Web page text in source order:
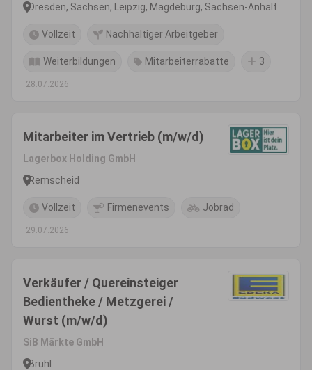
Dresden, Sachsen, Leipzig, Magdeburg, Sachsen-Anhalt
Vollzeit Nachhaltiger Arbeitgeber
Weiterbildungen Mitarbeiterrabatte 3
28.07.2026
Mitarbeiter im Vertrieb (m/w/d)
Lagerbox Holding GmbH
Remscheid
Vollzeit Firmenevents Jobrad
29.07.2026
Verkäufer / Quereinsteiger
Bedientheke / Metzgerei /
Wurst (m/w/d)
SiB Märkte GmbH
Brühl